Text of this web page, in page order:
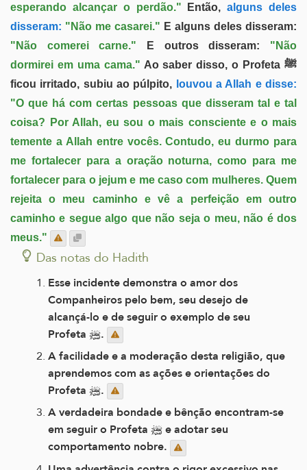
esperando alcançar o perdão." Então, alguns deles
disseram: "Não me casarei." E alguns deles disseram:
"Não comerei carne." E outros disseram: "Não
dormirei em uma cama." Ao saber disso, o Profeta ﷺ
ficou irritado, subiu ao púlpito, louvou a Allah e disse:
"O que há com certas pessoas que disseram tal e tal
coisa? Por Allah, eu sou o mais consciente e o mais
temente a Allah entre vocês. Contudo, eu durmo para
me fortalecer para a oração noturna, como para me
fortalecer para o jejum e me caso com mulheres. Quem
rejeita o meu caminho e vê a perfeição em outro
caminho e segue algo que não seja o meu, não é dos
meus."
Das notas do Hadith
Esse incidente demonstra o amor dos
Companheiros pelo bem, seu desejo de
alcançá-lo e de seguir o exemplo de seu
Profeta ﷺ.
A facilidade e a moderação desta religião, que
aprendemos com as ações e orientações do
Profeta ﷺ.
A verdadeira bondade e bênção encontram-se
em seguir o Profeta ﷺ e adotar seu
comportamento nobre.